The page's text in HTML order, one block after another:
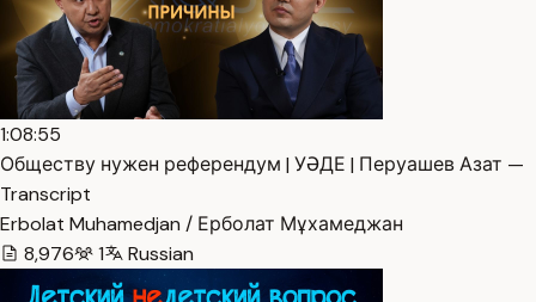
1:08:55
Обществу нужен референдум | УӘДЕ | Перуашев Азат —
Transcript
Erbolat Muhamedjan / Ерболат Мұхамеджан
8,976
1 Russian